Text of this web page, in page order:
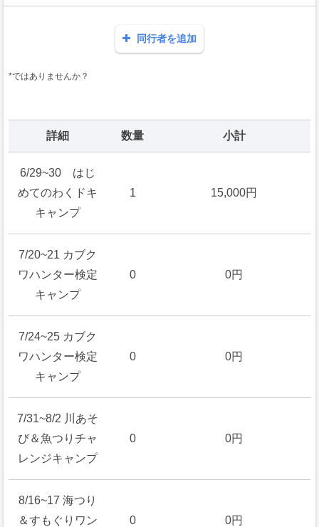
同行者を追加
*ではありませんか？
詳細 数量 小計
6/29~30 はじ
めてのわくドキ
キャンプ
1 15,000円
7/20~21 カブク
ワハンター検定
キャンプ
0 0円
7/24~25 カブク
ワハンター検定
キャンプ
0 0円
7/31~8/2 川あそ
び＆魚つりチャ
レンジキャンプ
0 0円
8/16~17 海つり
＆すもぐりワン
0 0円